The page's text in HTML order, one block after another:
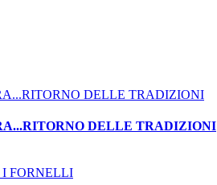
DELLE TRADIZIONI